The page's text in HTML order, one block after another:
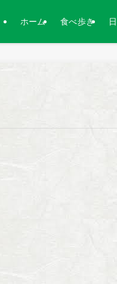
ホーム 食べ歩き